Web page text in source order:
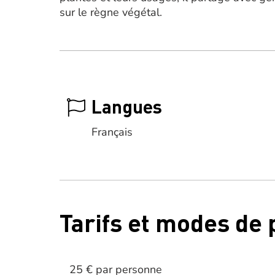
sur le règne végétal.
Langues
Français
Tarifs et modes de
25 € par personne